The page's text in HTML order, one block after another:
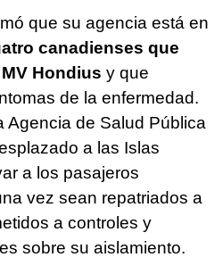
que su agencia está en
canadienses que
Hondius y que
de la enfermedad.
Agencia de Salud Pública
a las Islas
a los pasajeros
vez sean repatriados a
a controles y
sobre su aislamiento.